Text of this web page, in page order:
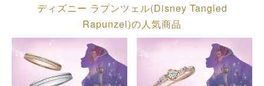
ディズニー ラプンツェル(Disney Tangled
Rapunzel)の人気商品